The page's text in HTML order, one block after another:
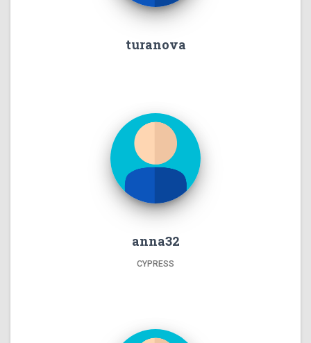
turanova
anna32
CYPRESS